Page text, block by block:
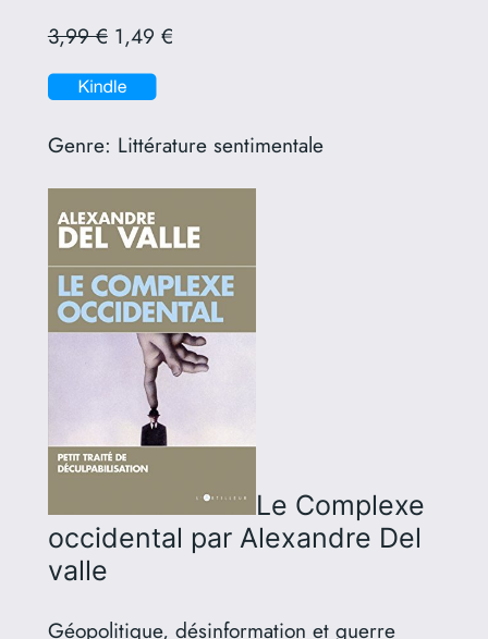
3,99 €1,49 €
Genre: Littérature sentimentale
Le Complexe
occidental par Alexandre Del
valle
Géopolitique, désinformation et guerre